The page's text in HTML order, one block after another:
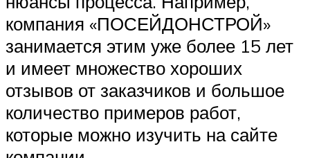
компания «ПОСЕЙДОНСТРОЙ»
занимается этим уже более 15 лет
и имеет множество хороших
отзывов от заказчиков и большое
количество примеров работ,
которые можно изучить на сайте